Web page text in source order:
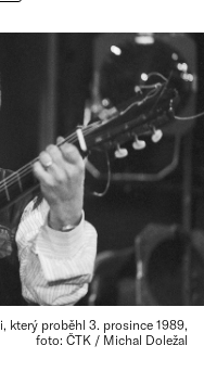
který proběhl 3. prosince 1989,
foto: ČTK / Michal Doležal